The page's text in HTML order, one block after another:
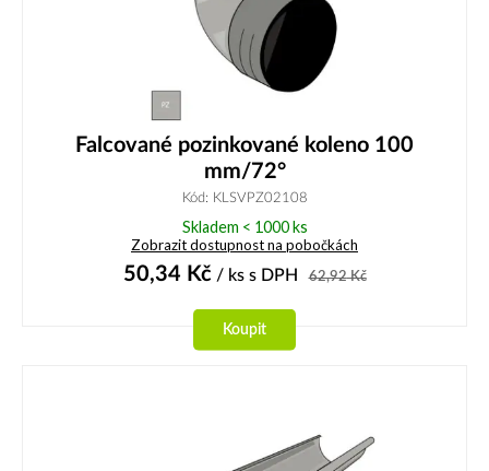
Falcované pozinkované koleno 100
mm/72°
Kód: KLSVPZ02108
Skladem < 1000 ks
Zobrazit dostupnost na pobočkách
50,34 Kč/ ks s DPH 62,92Kč
Koupit